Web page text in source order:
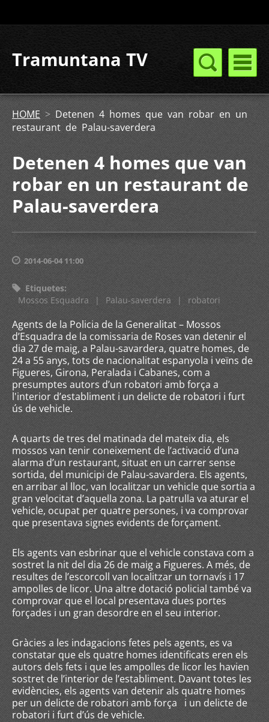
Tramuntana TV
HOME > Detenen 4 homes que van robar en un
restaurant de Palau-saverdera
Detenen 4 homes que van
robar en un restaurant de
Palau-saverdera
2014-06-04 11:00
Etiquetes:
Mossos Esquadra
| Palau-saverdera | robatori
Agents de la Policia de la Generalitat – Mossos
d’Esquadra de la comissaria de Roses van detenir el
dia 27 de maig, a Palau-savardera, quatre homes, de
24 a 55 anys, tots de nacionalitat espanyola i veïns de
Figueres, Girona, Peralada i Cabanes, com a
presumptes autors d’un robatori amb força a
l'interior d’establiment i un delicte de robatori i furt
ús de vehicle.
A quarts de tres del matinada del mateix dia, els
mossos van tenir coneixement de l’activació d’una
alarma d’un restaurant, situat en un carrer sense
sortida, del municipi de Palau-savardera. Els agents,
en arribar al lloc, van localitzar un vehicle que sortia a
gran velocitat d’aquella zona. La patrulla va aturar el
vehicle, ocupat per quatre persones, i va comprovar
que presentava signes evidents de forçament.
Els agents van esbrinar que el vehicle constava com a
sostret la nit del dia 26 de maig a Figueres. A més, de
resultes de l’escorcoll van localitzar un tornavís i 17
ampolles de licor. Una altre dotació policial també va
comprovar que el local presentava dues portes
forçades i un gran desordre en el seu interior.
Gràcies a les indagacions fetes pels agents, es va
constatar que els quatre homes identificats eren els
autors dels fets i que les ampolles de licor les havien
sostret de l’interior de l’establiment. Davant totes les
evidències, els agents van detenir als quatre homes
per un delicte de robatori amb força i un delicte de
robatori i furt d’ús de vehicle.